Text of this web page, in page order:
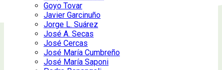
Goyo Tovar
Javier Garcinuño
Jorge L. Suárez
José A. Secas
José Cercas
José María Cumbreño
José María Saponi